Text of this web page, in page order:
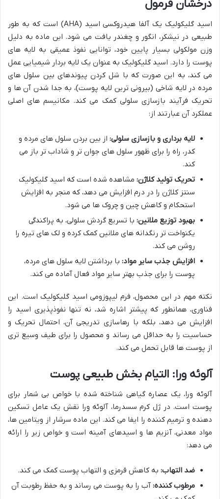
درخشان فرمول
اسید گلیکولیک یک آلفا هیدروکسی اسید (AHA) است که به طور
طبیعی در نیشکر، انگور و چغندر یافت می شود. این ماده به دلیل
وزن مولکولی بسیار پایین خود، توانایی نفوذ عمیقی به لایه های
پوست را دارد. اسید گلیکولیک به عنوان یک لایه بردار شیمیایی عمل
می کند، به این صورت که با شل کردن پیوندهای بین سلول های
مرده در لایه شاخی (بیرونی ترین لایه پوست)، به جدا شدن آن ها و
تحریک فرآیند بازسازی سلولی کمک می کند. مکانیسم های اصلی
عملکرد آن عبارتند از:
لایه برداری و بازسازی سلولی: از بین بردن سلول های مرده و
کدر، راه را برای ظهور سلول های جوان تر و شاداب تر باز می
کند.
تحریک تولید کلاژن: مشاهده شده است که اسید گلیکولیک
سنتز کلاژن را در درم افزایش می دهد، که منجر به افزایش
استحکام و کاهش چین و چروک ها می شود.
بهبود توزیع ملانین: با تسریع گردش سلولی، به پراکندگی
یکنواخت تر رنگدانه های ملانین کمک کرده و لک های تیره را
روشن می کند.
افزایش جذب سایر مواد: با برداشتن لایه سلول های مرده،
پوست را برای جذب بهتر سایر مواد فعال آماده می کند.
نکته مهم در این محصول، فرم لیپوزومی اسید گلیکولیک است. این
فناوری، همانطور که پیشتر اشاره شد، نه تنها نفوذپذیری اسید را
افزایش می دهد، بلکه با رهاسازی تدریجی آن، احتمال تحریک و
حساسیت را به حداقل می رساند و محصول را برای طیف وسیع تری
از پوست ها قابل تحمل می کند.
آلوئه ورا: التیام بخش طبیعی پوست
آلوئه ورا، یک عصاره گیاهی شناخته شده با خواص بی شمار برای
پوست است. در ژل کرم سسدرما، آلوئه ورا نقش یک عامل تسکین
دهنده و ترمیم کننده را ایفا می کند. این ماده سرشار از ویتامین ها،
مواد معدنی، آنزیم ها و اسیدهای آمینه است و خواص زیر را ارائه
می دهد:
ضد التهاب: به کاهش قرمزی و التهاب پوست کمک می کند.
مرطوب کننده: آب را به پوست می رساند و به حفظ رطوبت آن